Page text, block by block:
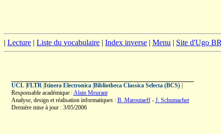
| Lecture | Liste du vocabulaire | Index inverse | Menu | Site d'Ugo
UCL| FLTR| Itinera Electronica| Bibliotheca Classica Selecta (BCS)|
Responsable académique :Alain Meurant
Analyse, design et réalisation informatiques : B. Maroutaeff- J. Schumacher
Dernière mise à jour : 3/05/2006